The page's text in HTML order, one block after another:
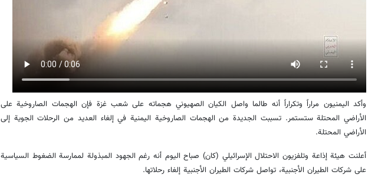
وأكد اليمنيون مراراً وتكراراً أنه طالما واصل الكيان الصهيوني هجماته على شعب غزة فإن الهجمات الصاروخية على
الأراضي المحتلة ستستمر. تسببت الجديدة من الهجمات الصاروخية اليمنية في إلغاء العديد من الرحلات الجوية إلى
الأراضي المحتلة.
أعلنت هيئة إذاعة وتلفزيون الاحتلال الإسرائيلي (كان) صباح اليوم أنه رغم الجهود المبذولة لممارسة الضغوط السياسية
على شركات الطيران الأجنبية، تواصل شركات الطيران الأجنبية إلغاء رحلاتها.